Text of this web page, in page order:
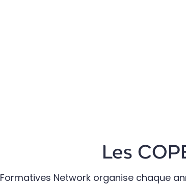
Les
Formatives Network organise chaque